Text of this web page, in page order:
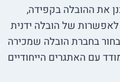
את ההובלה בקפידה,
של הובלה ידנית
בחברת הובלה שמכירה
עם האתגרים הייחודיים